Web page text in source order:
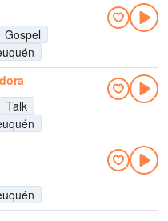
Gospel
Talk